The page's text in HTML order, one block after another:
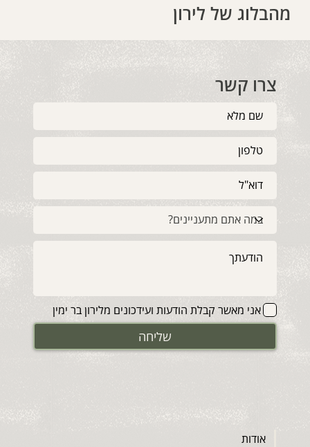
מהבלוג של לירון
צרו קשר
אני מאשר קבלת הודעות ועידכונים מלירון בר ימין
שליחה
אודות